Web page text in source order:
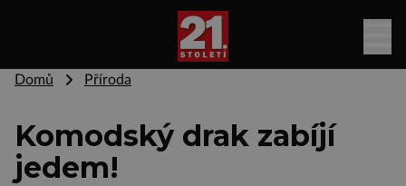
Domů Příroda
Komodský drak zabíjí
jedem!